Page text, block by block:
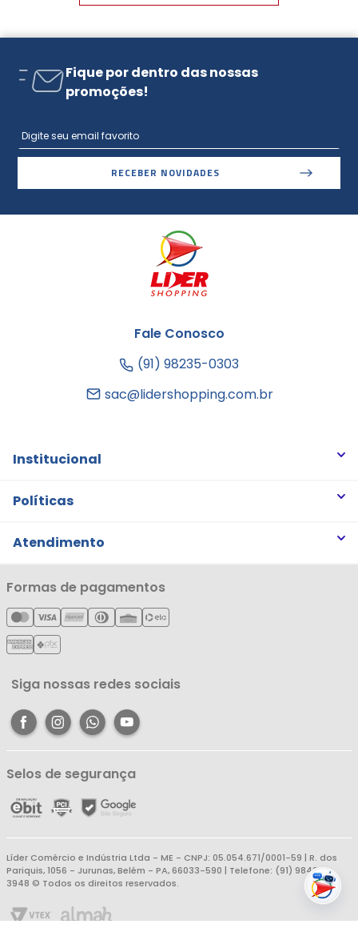
Fique por dentro das nossas
promoções!
RECEBER NOVIDADES
Fale Conosco
(91) 98235-0303
sac@lidershopping.com.br
Institucional
Quem somos
Notícias
Cartão Líderzan
Políticas
Trocas e Devoluções
Política de Privacidade
Política de Entrega
Política de Reembolso
Atendimento
Minha Conta
Meus Pedidos
Meus Favoritos
Central de Atendimento
Formas de pagamentos
Siga nossas redes sociais
Selos de segurança
Líder Comércio e Indústria Ltda - ME - CNPJ: 05.054.671/0001-59 | R. dos
Pariquis, 1056 - Jurunas, Belém - PA, 66033-590 | Telefone: (91) 98403-
3948 © Todos os direitos reservados.